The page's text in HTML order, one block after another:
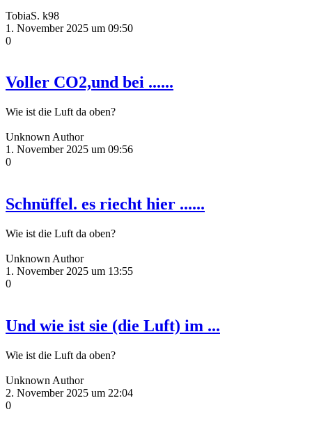
TobiaS. k98
1. November 2025 um 09:50
0
Voller CO2,und bei ......
Wie ist die Luft da oben?
Unknown Author
1. November 2025 um 09:56
0
Schnüffel. es riecht hier ......
Wie ist die Luft da oben?
Unknown Author
1. November 2025 um 13:55
0
Und wie ist sie (die Luft) im ...
Wie ist die Luft da oben?
Unknown Author
2. November 2025 um 22:04
0